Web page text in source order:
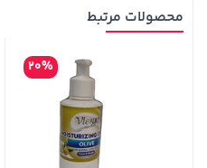
محصولات مرتبط
20%